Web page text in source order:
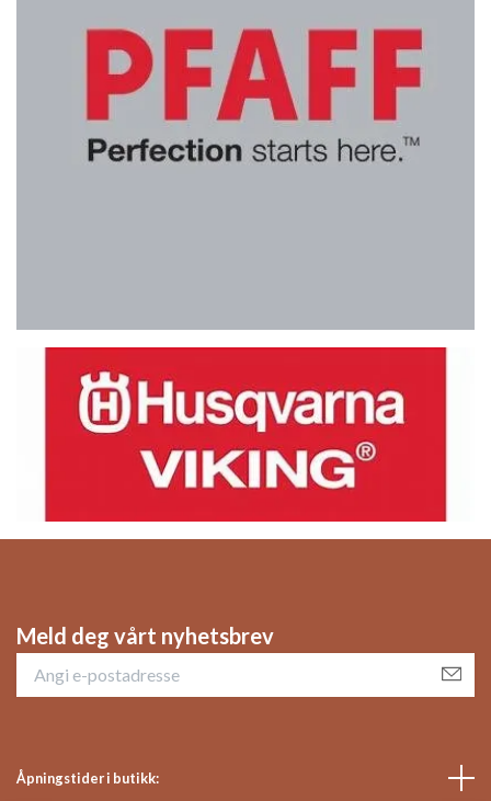
Meld deg vårt nyhetsbrev
Åpningstider i butikk: